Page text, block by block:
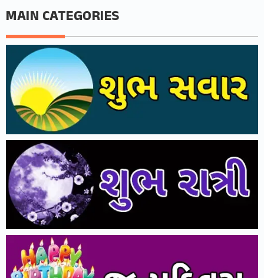
MAIN CATEGORIES